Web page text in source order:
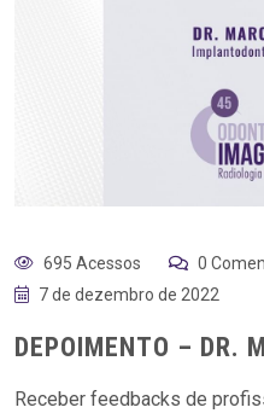
695 Acessos
0
7 de dezembro de 2022
DEPOIMENTO – DR.
Receber feedbacks de